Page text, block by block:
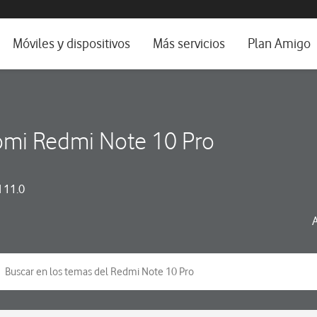
e idioma
Móviles y dispositivos
Ver todos
Más servicios Plan Amigo
Redmi Note 10 Pro
11.0